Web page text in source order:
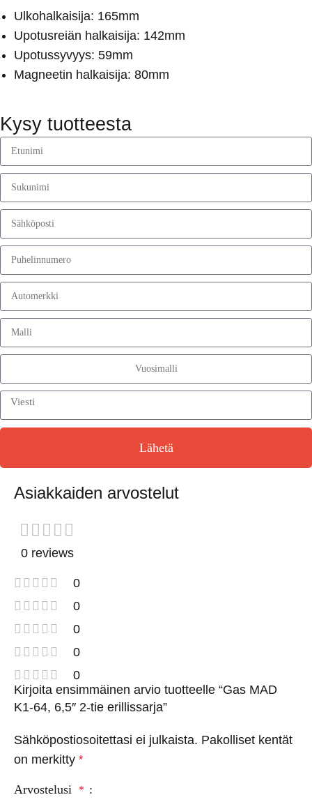
Ulkohalkaisija: 165mm
Upotusreiän halkaisija: 142mm
Upotussyvyys: 59mm
Magneetin halkaisija: 80mm
Kysy tuotteesta
Lähetä
Asiakkaiden arvostelut
0 reviews
0
0
0
0
0
Kirjoita ensimmäinen arvio tuotteelle “Gas MAD
K1-64, 6,5″ 2-tie erillissarja”
Sähköpostiosoitettasi ei julkaista. Pakolliset kentät
on merkitty *
Arvostelusi *